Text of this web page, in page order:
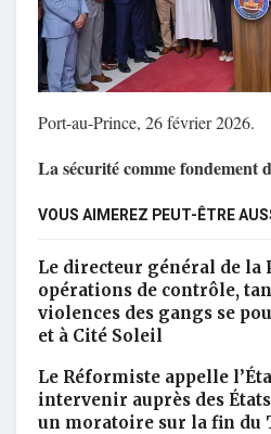
Port-au-Prince, 26 février 2026.
La sécurité comme fondement
VOUS AIMEREZ PEUT-ÊTRE
Le directeur général de la
opérations de contrôle,
violences des gangs se
et à Cité Soleil
Le Réformiste appelle
intervenir auprès des
un moratoire sur la fin du